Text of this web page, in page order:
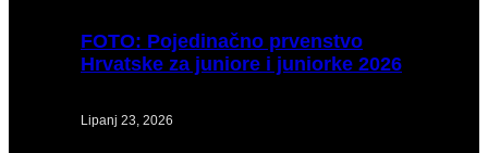
FOTO: Pojedinačno prvenstvo
Hrvatske za juniore i juniorke 2026
Lipanj 23, 2026